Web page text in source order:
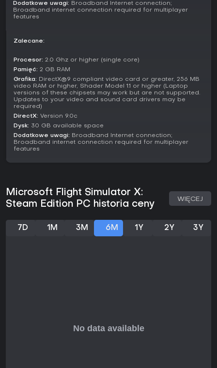
poziomami trudności wprowadzającymi różne wyzwania
pogodowe.
Search and Rescue, zadania Test Pilot czy Carrier
pozwala wielu użytkownikom dzielić kokpit, wybierając role
jak kontroler ruchu lotniczego czy pilot.
Samoloty i funkcje
Gra oferuje zróżnicowany zestaw maszyn, w tym Airbus
A321, Cessna C172SP Skyhawk, De Havilland DHC-2 Beaver i
North American P-51D Mustang. Zakres sięga od ultralekkich
konstrukcji jak AirCreation 582SL po ciężkie myśliwce jak
Boeing F/A-18. Funkcje obejmują konfigurowalne add-ony
rozszerzające kolekcję samolotów i wierność świata, choć
Maule M7 Orion ze skuterami do trudnego terenu
Czy warto grać?
wciąż angażuje w 2026 roku dzięki bogactwu misji i opcjom
multiplayer. Osiąga 86% pozytywnych ocen spośród ponad
Dodatkowe uwagi: Broadband Internet connection;
Broadband internet connection required for multiplayer
features
Zalecane:
Procesor: 2.0 Ghz or higher (single core)
Pamięć: 2 GB RAM
Grafika: DirectX®9 compliant video card or greater, 256 MB
video RAM or higher, Shader Model 1.1 or higher (Laptop
versions of these chipsets may work but are not supported.
Updates to your video and sound card drivers may be
required)
DirectX: Version 9.0c
Dysk: 30 GB available space
Dodatkowe uwagi: Broadband Internet connection;
Broadband internet connection required for multiplayer
features
Microsoft Flight Simulator X:
Steam Edition PC historia ceny
WIĘCEJ
7D 1M 3M 6M 1Y 2Y 3Y